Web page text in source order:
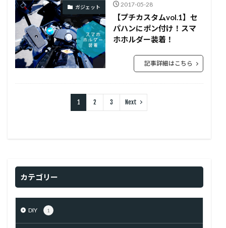
ガジェット 2017-05-28
【プチカスタムvol.1】セ
パハンにポン付け！スマ
ホホルダー装着！
記事詳細はこちら
1 2 3 Next
カテゴリー
DIY 1